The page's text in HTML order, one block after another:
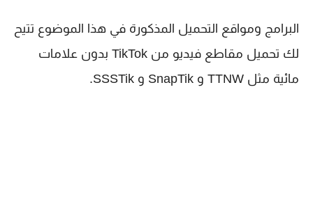
البرامج ومواقع التحميل المذكورة في هذا الموضوع تتيح
لك تحميل مقاطع فيديو من TikTok بدون علامات
مائية مثل TTNW و SnapTik و SSSTik.